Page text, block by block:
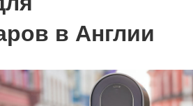
в Англии